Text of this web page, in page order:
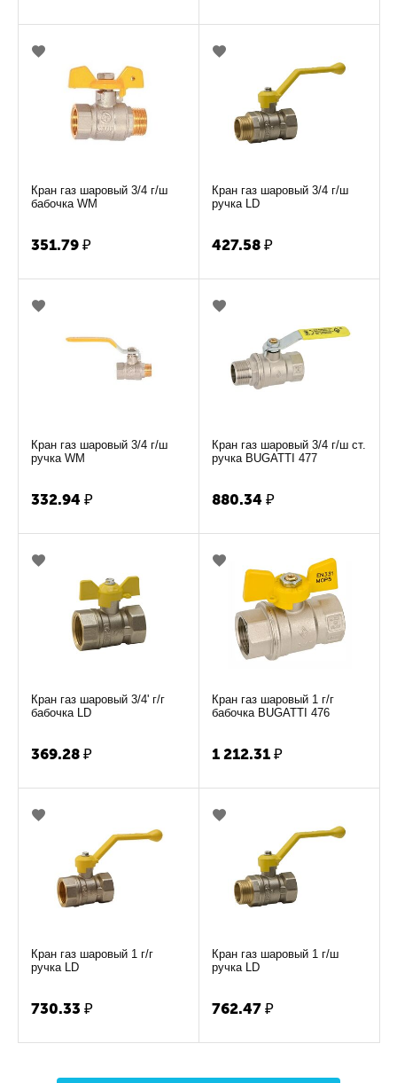
Кран газ шаровый 3/4 г/ш
бабочка WM
351.79 ₽
Кран газ шаровый 3/4 г/ш
ручка LD
427.58 ₽
Кран газ шаровый 3/4 г/ш
ручка WM
332.94 ₽
Кран газ шаровый 3/4 г/ш ст.
ручка BUGATTI 477
880.34 ₽
Кран газ шаровый 3/4' г/г
бабочка LD
369.28 ₽
Кран газ шаровый 1 г/г
бабочка BUGATTI 476
1 212.31 ₽
Кран газ шаровый 1 г/г
ручка LD
730.33 ₽
Кран газ шаровый 1 г/ш
ручка LD
762.47 ₽